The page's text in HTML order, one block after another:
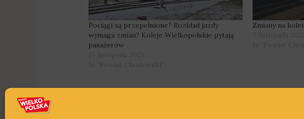
Pociągi są przepełnione? Rozkład jazdy
wymaga zmian? Koleje Wielkopolskie pytają
pasażerów
Zmiany na kolei